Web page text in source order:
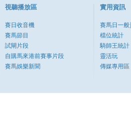
視聽播放區
賽日收音機
賽馬節目
試閘片段
自購馬來港前賽事片段
賽馬娛樂新聞
實用資訊
賽馬日一般
檔位統計
騎師王統計
靈活玩
傳媒專用區